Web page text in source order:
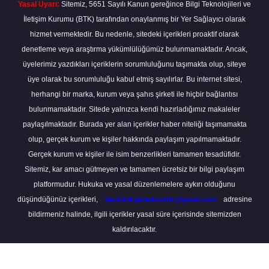
Yasal Uyarı: Sitemiz, 5651 Sayılı Kanun gereğince Bilgi Teknolojileri ve
İletişim Kurumu (BTK) tarafından onaylanmış bir Yer Sağlayıcı olarak
hizmet vermektedir. Bu nedenle, sitedeki içerikleri proaktif olarak
denetleme veya araştırma yükümlülüğümüz bulunmamaktadır. Ancak,
üyelerimiz yazdıkları içeriklerin sorumluluğunu taşımakta olup, siteye
üye olarak bu sorumluluğu kabul etmiş sayılırlar. Bu internet sitesi,
herhangi bir marka, kurum veya şahıs şirketi ile hiçbir bağlantısı
bulunmamaktadır. Sitede yalnızca kendi hazırladığımız makaleler
paylaşılmaktadır. Burada yer alan içerikler haber niteliği taşımamakta
olup, gerçek kurum ve kişiler hakkında paylaşım yapılmamaktadır.
Gerçek kurum ve kişiler ile isim benzerlikleri tamamen tesadüfidir.
Sitemiz, kar amacı gütmeyen ve tamamen ücretsiz bir bilgi paylaşım
platformudur. Hukuka ve yasal düzenlemelere aykırı olduğunu
düşündüğünüz içerikleri,
backlinkpanelicomtr@gmail.com
adresine
bildirmeniz halinde, ilgili içerikler yasal süre içerisinde sitemizden
kaldırılacaktır.